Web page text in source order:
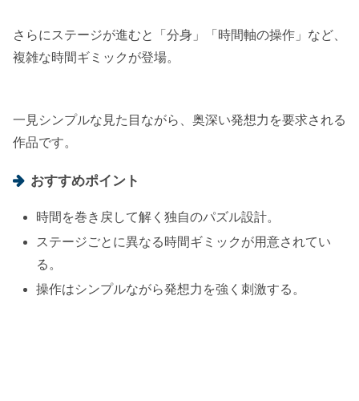
さらにステージが進むと「分身」「時間軸の操作」など、
複雑な時間ギミックが登場。
一見シンプルな見た目ながら、奥深い発想力を要求される
作品です。
おすすめポイント
時間を巻き戻して解く独自のパズル設計。
ステージごとに異なる時間ギミックが用意されてい
る。
操作はシンプルながら発想力を強く刺激する。